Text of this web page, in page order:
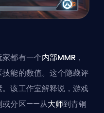
都有一个内部MMR ，
能的数值。这个隐藏评
该工作室解释说，游戏
或分区——从大师到青铜